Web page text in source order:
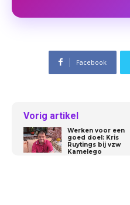
Facebook
Vorig artikel
Werken voor een
goed doel: Kris
Ruytings bij vzw
Kamelego